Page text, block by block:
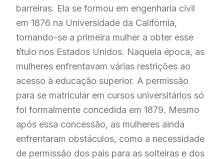
barreiras. Ela se formou em engenharia civil
em 1876 na Universidade da Califórnia,
tornando-se a primeira mulher a obter esse
título nos Estados Unidos. Naquela época, as
mulheres enfrentavam várias restrições ao
acesso à educação superior. A permissão
para se matricular em cursos universitários só
foi formalmente concedida em 1879. Mesmo
após essa concessão, as mulheres ainda
enfrentaram obstáculos, como a necessidade
de permissão dos pais para as solteiras e dos